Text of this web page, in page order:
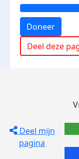
Doneer
Deel deze
Deel mijn
pagina